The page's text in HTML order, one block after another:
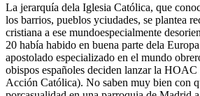
La jerarquía dela Iglesia Católica, que
los barrios, pueblos yciudades, se plantea
cristiana a ese mundoespecialmente
20 había habido en buena parte dela
apostolado especializado en el mundo
obispos españoles deciden lanzar la
Acción Católica). No saben muy bien con